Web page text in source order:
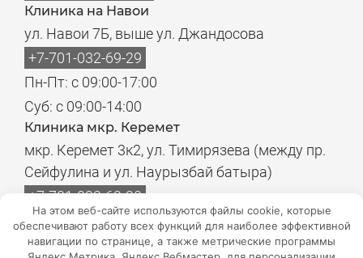
Клиника на Навои
ул. Навои 7Б, выше ул. Джандосова
+7-701-032-69-29
Пн-Пт: с 09:00-17:00
Суб: с 09:00-14:00
Клиника мкр. Керемет
мкр. Керемет 3к2, ул. Тимирязева (между пр.
Сейфулина и ул. Наурызбай батыра)
+7-701-032-69-20
Пн-Пт: с 08:00-17:00
Суб: с 08:00-14:00
На этом веб-сайте используются файлы cookie, которые
обеспечивают работу всех функций для наиболее эффективной
навигации по странице, а также метрические программы